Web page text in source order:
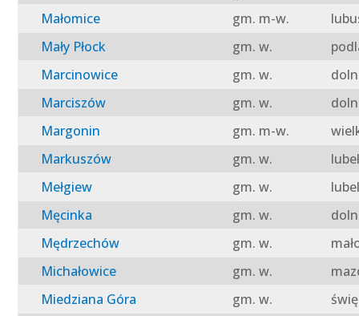
Małomice
gm. m-w.
Mały Płock
gm. w.
Marcinowice
gm. w.
Marciszów
gm. w.
Margonin
gm. m-w.
Markuszów
gm. w.
Mełgiew
gm. w.
Męcinka
gm. w.
Mędrzechów
gm. w.
Michałowice
gm. w.
Miedziana Góra
gm. w.